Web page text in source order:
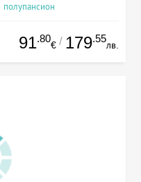
91.80
€ / 179.55
лв.